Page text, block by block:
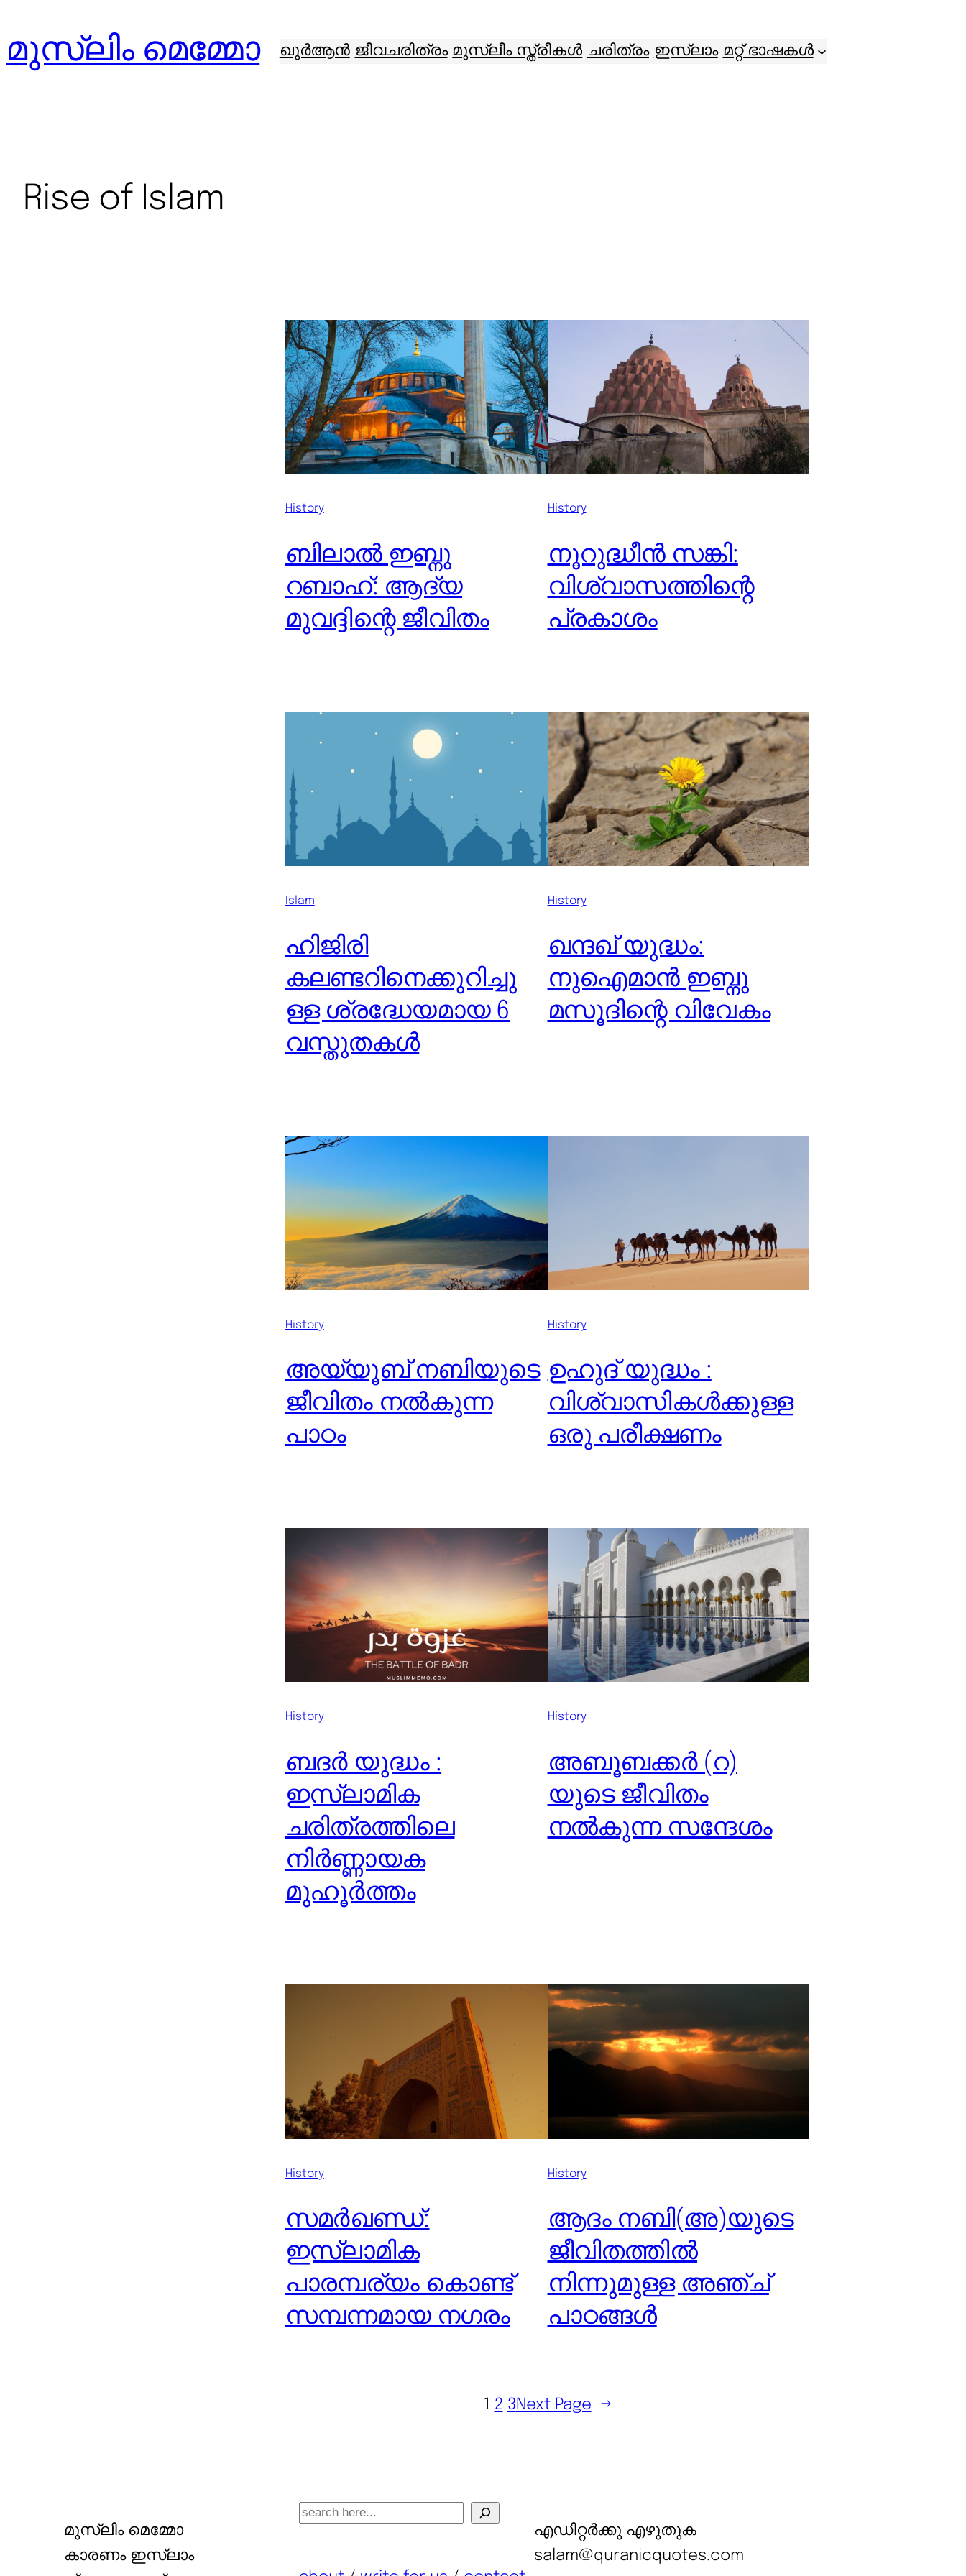
മുസ്ലിം മെമ്മോ ഖുർആൻ ജീവചരിത്രം മുസ്ലീം സ്ത്രീകൾ ചരിത്രം ഇസ്ലാം മറ്റ് ഭാഷകൾ
Rise of Islam
History
ബിലാൽ ഇബ്നു
റബാഹ്: ആദ്യ
മുവദ്ദിന്റെ ജീവിതം
History
നൂറുദ്ധീൻ സങ്കി:
വിശ്വാസത്തിന്റെ
പ്രകാശം
Islam
ഹിജിരി
കലണ്ടറിനെക്കുറിച്ചു
ള്ള ശ്രദ്ധേയമായ 6
വസ്തുതകൾ
History
ഖന്ദഖ് യുദ്ധം:
നുഐമാൻ ഇബ്നു
മസൂദിന്റെ വിവേകം
History
അയ്യൂബ് നബിയുടെ
ജീവിതം നൽകുന്ന
പാഠം
History
ഉഹുദ് യുദ്ധം :
വിശ്വാസികൾക്കുള്ള
ഒരു പരീക്ഷണം
History
ബദർ യുദ്ധം :
ഇസ്ലാമിക
ചരിത്രത്തിലെ
നിർണ്ണായക
മുഹൂർത്തം
History
അബൂബക്കർ (റ)
യുടെ ജീവിതം
നൽകുന്ന സന്ദേശം
History
സമർഖണ്ഡ്:
ഇസ്ലാമിക
പാരമ്പര്യം കൊണ്ട്
സമ്പന്നമായ നഗരം
History
ആദം നബി(അ)യുടെ
ജീവിതത്തിൽ
നിന്നുമുള്ള അഞ്ച്
പാഠങ്ങൾ
1 2 3Next Page →
മുസ്ലിം മെമ്മോ
കാരണം ഇസ്ലാം
S
എഡിറ്റർക്കു എഴുതുക
salam@quranicquotes.com